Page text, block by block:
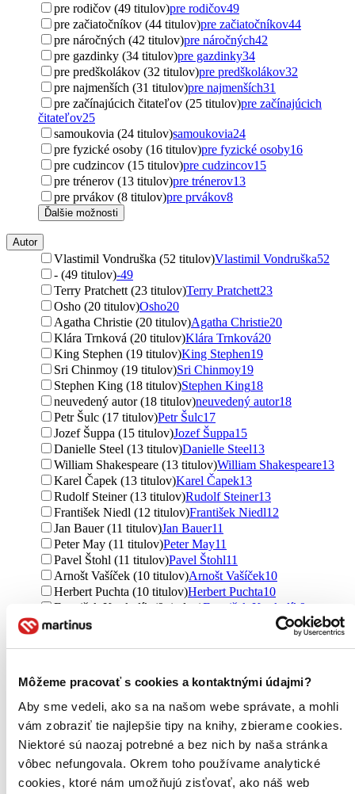
Môžeme pracovať s cookies a kontaktnými údajmi?
Aby sme vedeli, ako sa na našom webe správate, a mohli
vám zobraziť tie najlepšie tipy na knihy, zbierame cookies.
Niektoré sú naozaj potrebné a bez nich by naša stránka
vôbec nefungovala. Okrem toho používame analytické
cookies, ktoré nám umožňujú zisťovať, ako náš web
pre rodičov (49 titulov)pre rodičov49
pre začiatočníkov (44 titulov)pre začiatočníkov44
pre náročných (42 titulov)pre náročných42
pre gazdinky (34 titulov)pre gazdinky34
pre predškolákov (32 titulov)pre predškolákov32
pre najmenších (31 titulov)pre najmenších31
pre začínajúcich čitateľov (25 titulov)pre začínajúcich
čitateľov25
samoukovia (24 titulov)samoukovia24
pre fyzické osoby (16 titulov)pre fyzické osoby16
pre cudzincov (15 titulov)pre cudzincov15
pre trénerov (13 titulov)pre trénerov13
pre prvákov (8 titulov)pre prvákov8
Ďalšie možnosti
Autor
Vlastimil Vondruška (52 titulov)Vlastimil Vondruška52
- (49 titulov)-49
Terry Pratchett (23 titulov)Terry Pratchett23
Osho (20 titulov)Osho20
Agatha Christie (20 titulov)Agatha Christie20
Klára Trnková (20 titulov)Klára Trnková20
King Stephen (19 titulov)King Stephen19
Sri Chinmoy (19 titulov)Sri Chinmoy19
Stephen King (18 titulov)Stephen King18
neuvedený autor (18 titulov)neuvedený autor18
Petr Šulc (17 titulov)Petr Šulc17
Jozef Šuppa (15 titulov)Jozef Šuppa15
Danielle Steel (13 titulov)Danielle Steel13
William Shakespeare (13 titulov)William Shakespeare13
Karel Čapek (13 titulov)Karel Čapek13
Rudolf Steiner (13 titulov)Rudolf Steiner13
František Niedl (12 titulov)František Niedl12
Jan Bauer (11 titulov)Jan Bauer11
Peter May (11 titulov)Peter May11
Pavel Štohl (11 titulov)Pavel Štohl11
Arnošt Vašíček (10 titulov)Arnošt Vašíček10
Herbert Puchta (10 titulov)Herbert Puchta10
František Koukolík (9 titulov)František Koukolík 9
Ladislav Beran (9 titulov)
G. Gerngross (8 titulov)G. Gerngross8
Eloisa James (8 titulov)Eloisa James8
Ďalšie možnosti
Vydavateľstvo
Penguin Books (322 titulov) Penguin Books322
Moba (319 titulov)Moba319